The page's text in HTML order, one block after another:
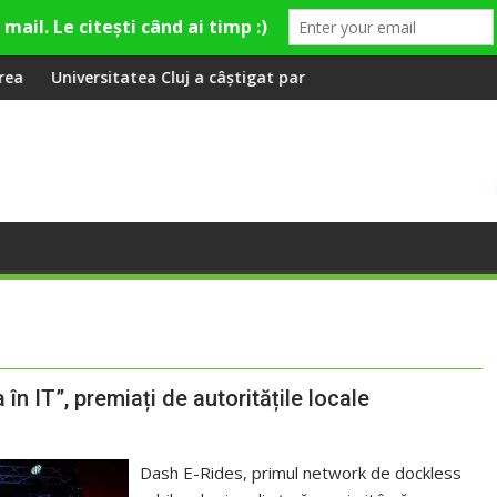
apă și canalizare
Cluj a câștigat partida cu FC Botoșani Aeroportul
în IT”, premiați de autoritățile locale
Dash E-Rides, primul network de dockless